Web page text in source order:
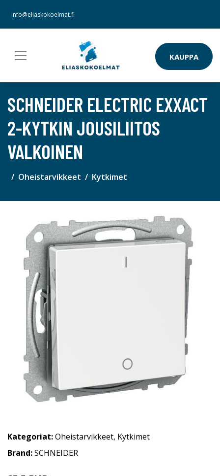
info@eliaskokoelmat.fi
KAUPPA
SCHNEIDER ELECTRIC EXXACT
2-KYTKIN JOUSILIITOS
VALKOINEN
Oheistarvikkeet Kytkimet
Kategoriat:Oheistarvikkeet, Kytkimet
Brand:SCHNEIDER